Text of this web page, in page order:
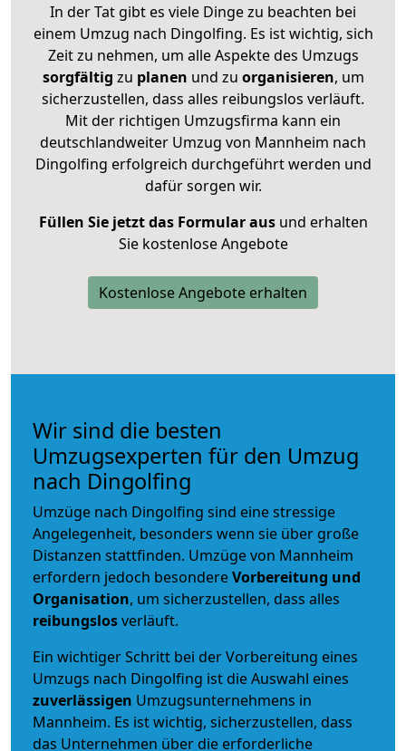
In der Tat gibt es viele Dinge zu beachten bei
einem Umzug nach Dingolfing. Es ist wichtig, sich
Zeit zu nehmen, um alle Aspekte des Umzugs
sorgfältig zu planen und zu organisieren, um
sicherzustellen, dass alles reibungslos verläuft.
Mit der richtigen Umzugsfirma kann ein
deutschlandweiter Umzug von Mannheim nach
Dingolfing erfolgreich durchgeführt werden und
dafür sorgen wir.
Füllen Sie jetzt das Formular ausund erhalten
Sie kostenlose Angebote
Kostenlose Angebote erhalten
Wir sind die besten
Umzugsexperten für den Umzug
nach Dingolfing
Umzüge nach Dingolfing sind eine stressige
Angelegenheit, besonders wenn sie über große
Distanzen stattfinden. Umzüge von Mannheim
erfordern jedoch besondereVorbereitung und
Organisation, um sicherzustellen, dass alles
reibungslosverläuft.
Ein wichtiger Schritt bei der Vorbereitung eines
Umzugs nach Dingolfing ist die Auswahl eines
zuverlässigen Umzugsunternehmens in
Mannheim. Es ist wichtig, sicherzustellen, dass
das Unternehmen über die erforderliche